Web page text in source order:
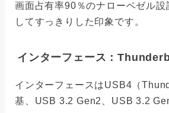
画面占有率90％のナローベゼル設
してすっきりした印象です。
インターフェース：
インターフェースはUSB4（
基、USB 3.2 Gen2、USB 3.2